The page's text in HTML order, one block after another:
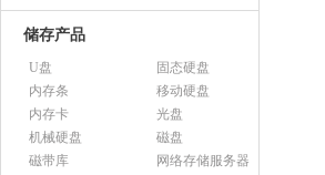
储存产品
U盘
固态硬盘
内存条
移动硬盘
内存卡
光盘
机械硬盘
磁盘
磁带库
网络存储服务器